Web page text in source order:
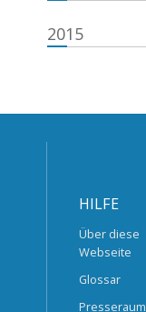
2015
HILFE
Über diese
Webseite
Glossar
Presseraum